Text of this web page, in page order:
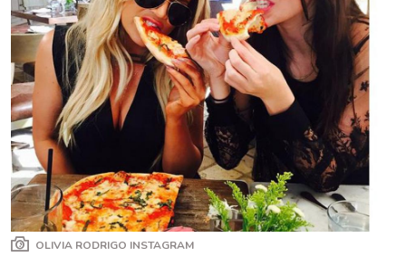
OLIVIA RODRIGO INSTAGRAM